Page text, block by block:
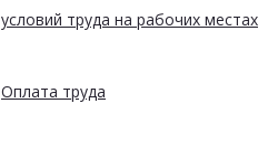
условий труда на рабочих местах
Оплата труда